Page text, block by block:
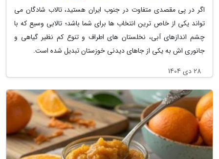
اگر در پی مقصدی متفاوت در جنوب ایران هستید، تالاب شادگان می
تواند یکی از خاص ترین انتخاب ها برای شما باشد؛ تالابی وسیع که با
چشم اندازهای آبی، نخلستان های اطراف و تنوع کم نظیر گیاهی و
جانوری اش به یکی از جاهای دیدنی خوزستان تبدیل شده است.
28 دی 1404